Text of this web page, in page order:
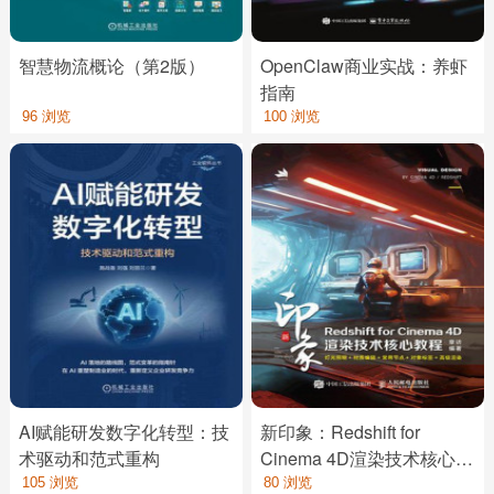
智慧物流概论（第2版）
96 浏览
OpenClaw商业实战：养虾
指南
100 浏览
AI赋能研发数字化转型：技
术驱动和范式重构
105 浏览
新印象：Redshift for
Cinema 4D渲染技术核心教
程
80 浏览